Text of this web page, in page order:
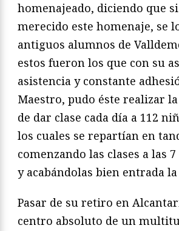
homenajeado, diciendo que
merecido este homenaje, se
antiguos alumnos de
estos fueron los que con su
asistencia y constante
Maestro, pudo éste realizar
de dar clase cada día a 112
los cuales se repartían en
comenzando las clases a las
y acabándolas bien entrada la
Pasar de su retiro en
centro absoluto de un